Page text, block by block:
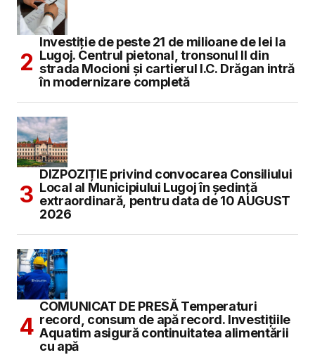
Investiție de peste 21 de milioane de lei la
Lugoj. Centrul pietonal, tronsonul II din
strada Mocioni și cartierul I.C. Drăgan intră
în modernizare completă
DIZPOZIȚIE privind convocarea Consiliului
Local al Municipiului Lugoj în şedinţă
extraordinară, pentru data de 10 AUGUST
2026
COMUNICAT DE PRESĂ Temperaturi
record, consum de apă record. Investițiile
Aquatim asigură continuitatea alimentării
cu apă